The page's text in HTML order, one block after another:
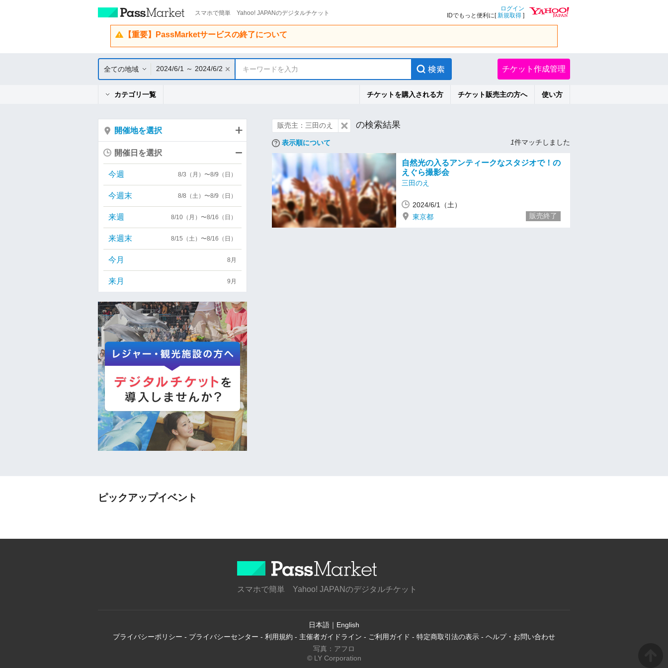
スマホで簡単 Yahoo! JAPANのデジタルチケット
ログイン
IDでもっと便利に[新規取得 ]
【重要】PassMarketサービスの終了について
全ての地域 2024/6/1 ～ 2024/6/2 キーワードを入力 チケット作成管理
カテゴリ一覧 チケットを購入される方 チケット販売主の方へ 使い方
販売主：三田のえ の検索結果
表示順について 1件マッチしました
自然光の入るアンティークなスタジオで！の
えぐら撮影会
三田のえ
2024/6/1（土）
東京都
販売終了
開催地を選択
開催日を選択
今週 8/3（月）〜8/9（日）
今週末 8/8（土）〜8/9（日）
来週 8/10（月）〜8/16（日）
来週末 8/15（土）〜8/16（日）
今月 8月
来月 9月
ピックアップイベント
スマホで簡単 Yahoo! JAPANのデジタルチケット
日本語 ｜ English
プライバシーポリシー - プライバシーセンター - 利用規約 - 主催者ガイドライン - ご利用ガイド - 特定商取引法の表示 - ヘルプ・お問い合わせ
写真：アフロ
© LY Corporation